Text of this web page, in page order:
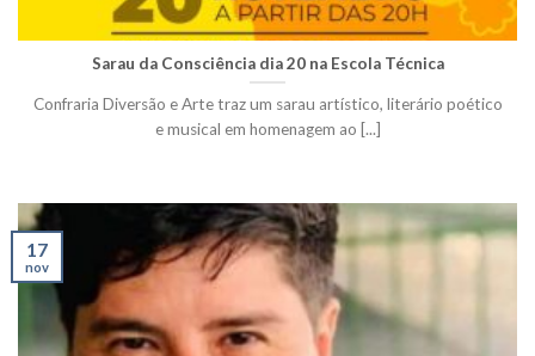
Sarau da Consciência dia 20 na Escola Técnica
Confraria Diversão e Arte traz um sarau artístico, literário poético
e musical em homenagem ao [...]
17
nov